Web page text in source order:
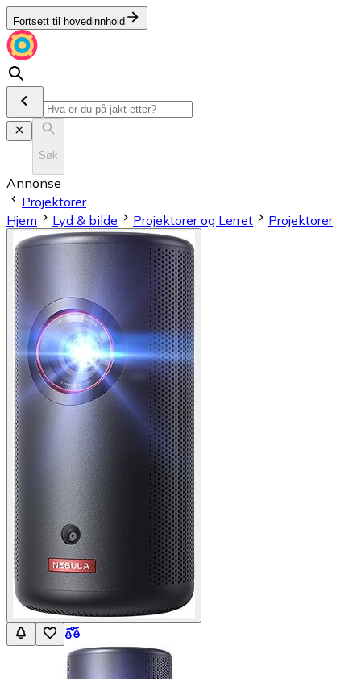
Fortsett til hovedinnhold
Søk
Annonse
Projektorer
Hjem
Lyd & bilde Projektorer og Lerret Projektorer